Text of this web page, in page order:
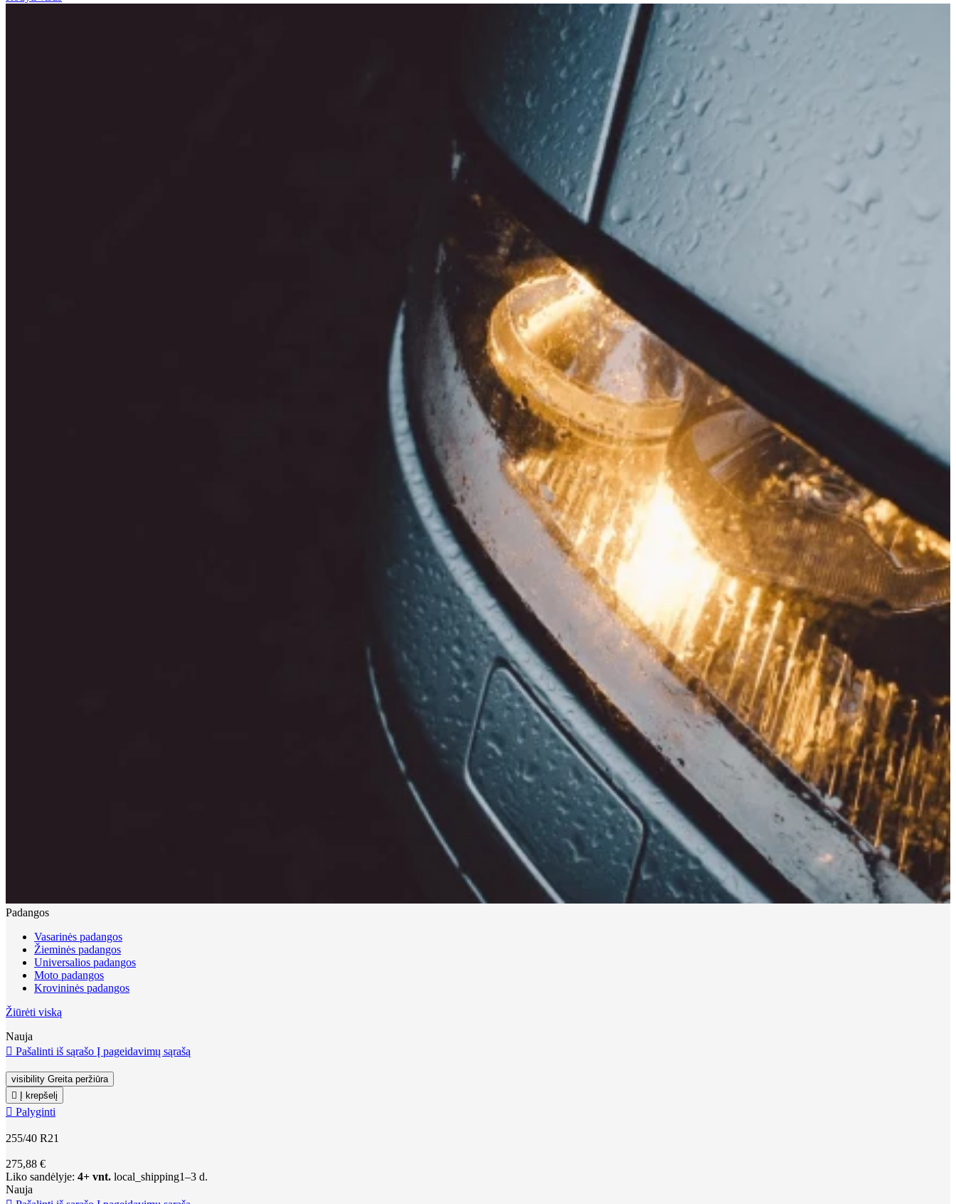
Padangos
Vasarinės padangos
Žieminės padangos
Universalios padangos
Moto padangos
Krovininės padangos
Žiūrėti viską
Nauja
 Pašalinti iš sąrašo Į pageidavimų sąrašą
visibility Greita peržiūra
 Į krepšelį
 Palyginti
255/40 R21
275,88 €
Liko sandėlyje: 4+ vnt. local_shipping1–3 d.
Nauja